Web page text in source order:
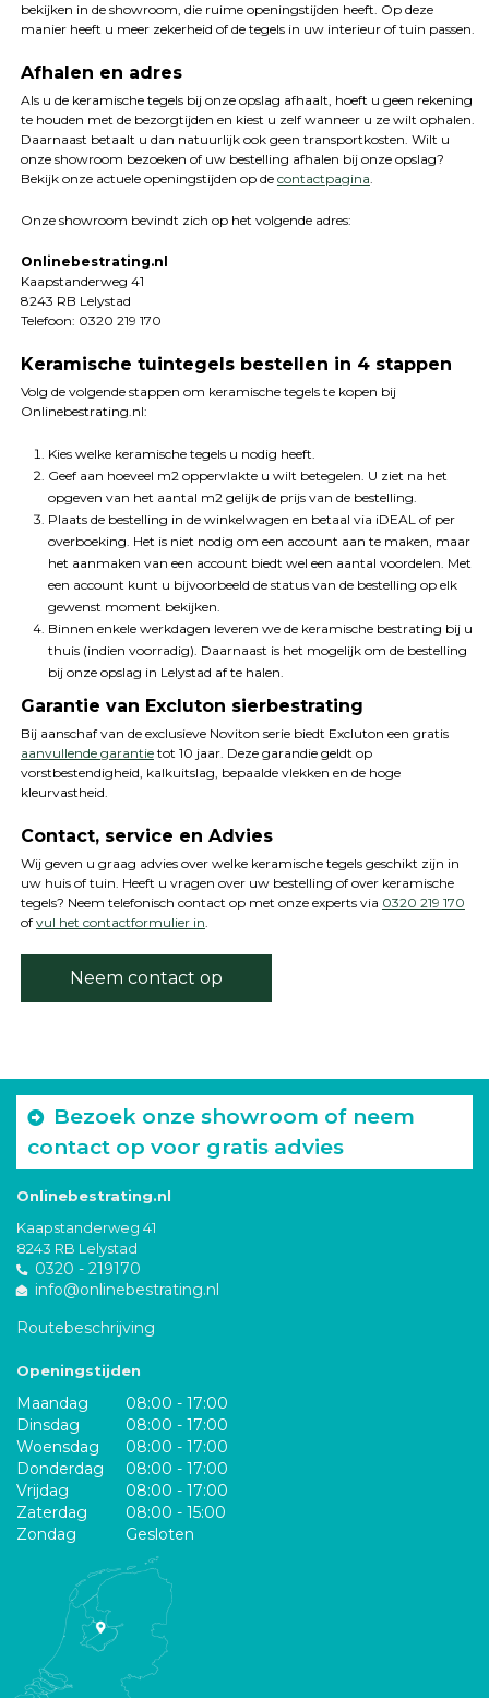
bekijken in de showroom, die ruime openingstijden heeft. Op deze
manier heeft u meer zekerheid of de tegels in uw interieur of tuin passen.
Afhalen en adres
Als u de keramische tegels bij onze opslag afhaalt, hoeft u geen rekening
te houden met de bezorgtijden en kiest u zelf wanneer u ze wilt ophalen.
Daarnaast betaalt u dan natuurlijk ook geen transportkosten. Wilt u
onze showroom bezoeken of uw bestelling afhalen bij onze opslag?
Bekijk onze actuele openingstijden op de contactpagina.
Onze showroom bevindt zich op het volgende adres:
Onlinebestrating.nl
Kaapstanderweg 41
8243 RB Lelystad
Telefoon: 0320 219 170
Keramische tuintegels bestellen in 4 stappen
Volg de volgende stappen om keramische tegels te kopen bij
Onlinebestrating.nl:
Kies welke keramische tegels u nodig heeft.
Geef aan hoeveel m2 oppervlakte u wilt betegelen. U ziet na het
opgeven van het aantal m2 gelijk de prijs van de bestelling.
Plaats de bestelling in de winkelwagen en betaal via iDEAL of per
overboeking. Het is niet nodig om een account aan te maken, maar
het aanmaken van een account biedt wel een aantal voordelen. Met
een account kunt u bijvoorbeeld de status van de bestelling op elk
gewenst moment bekijken.
Binnen enkele werkdagen leveren we de keramische bestrating bij u
thuis (indien voorradig). Daarnaast is het mogelijk om de bestelling
bij onze opslag in Lelystad af te halen.
Garantie van Excluton sierbestrating
Bij aanschaf van de exclusieve Noviton serie biedt Excluton een gratis
aanvullende garantietot 10 jaar. Deze garandie geldt op
vorstbestendigheid, kalkuitslag, bepaalde vlekken en de hoge
kleurvastheid.
Contact, service en Advies
Wij geven u graag advies over welke keramische tegels geschikt zijn in
uw huis of tuin. Heeft u vragen over uw bestelling of over keramische
tegels? Neem telefonisch contact op met onze experts via 0320 219 170
of vul het contactformulier in.
Neem contact op
Bezoek onze showroom of neem
contact op voor gratis advies
Onlinebestrating.nl
Kaapstanderweg 41
8243 RB Lelystad
0320 - 219170
info@onlinebestrating.nl
Routebeschrijving
Openingstijden
Maandag
08:00 - 17:00
Dinsdag
08:00 - 17:00
Woensdag
08:00 - 17:00
Donderdag
08:00 - 17:00
Vrijdag
08:00 - 17:00
Zaterdag
08:00 - 15:00
Zondag
Gesloten